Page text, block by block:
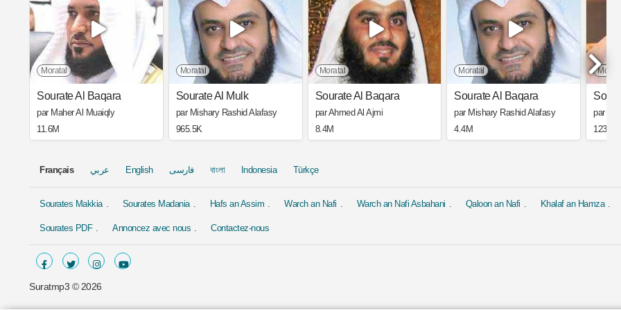
Moratal
Sourate Al Baqara
par Maher Al Muaiqly
11.6M
Moratal
Sourate Al Mulk
par Mishary Rashid Alafasy
965.5K
Moratal
Sourate Al Baqara
par Ahmed Al Ajmi
8.4M
Moratal
Sourate Al Baqara
par Mishary Rashid Alafasy
4.4M
Moratal
par
123.3K
Français عربي English فارسی বাংলা Indonesia Türkçe
Sourates Makkia Sourates Madania Hafs an Assim Warch an Nafi Warch an Nafi Asbahani Qaloon an Nafi Khalaf an Hamza
Sourates PDF Annoncez avec nous Contactez-nous
Suratmp3 © 2026